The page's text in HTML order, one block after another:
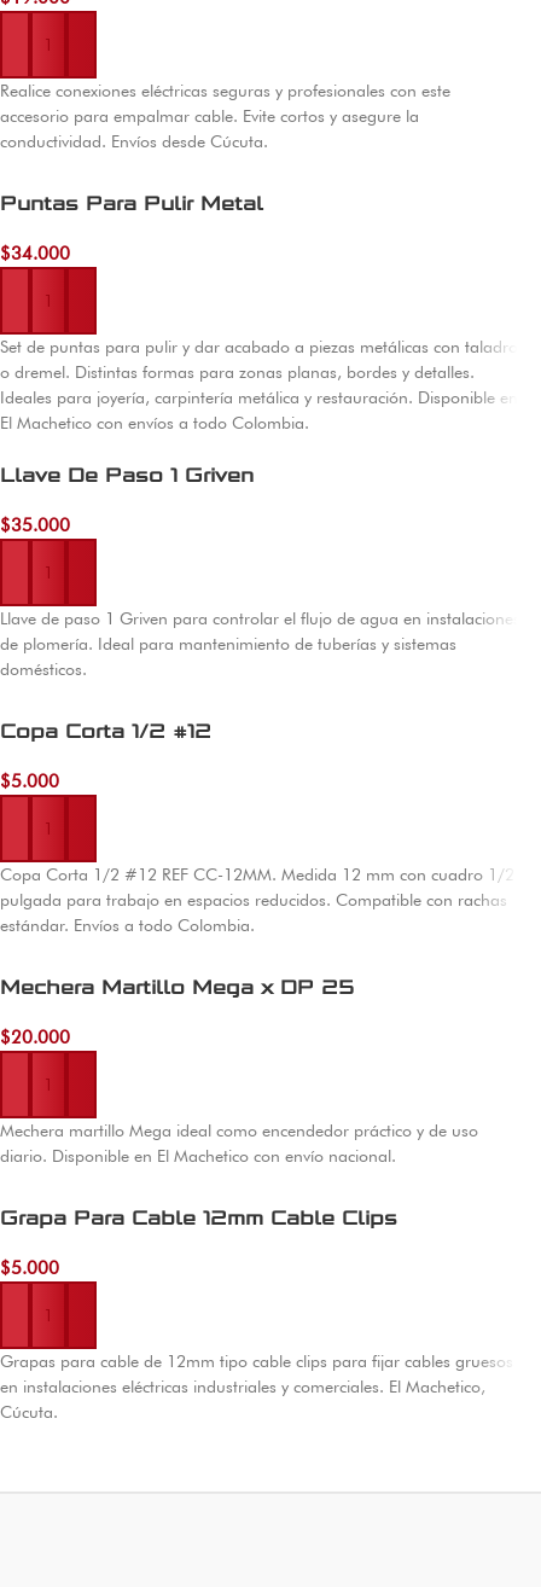
Añadir al carrito
Realice conexiones eléctricas seguras y profesionales con este
accesorio para empalmar cable. Evite cortos y asegure la
conductividad. Envíos desde Cúcuta.
Puntas Para Pulir Metal
$34.000
Añadir al carrito
Set de puntas para pulir y dar acabado a piezas metálicas con taladro
o dremel. Distintas formas para zonas planas, bordes y detalles.
Ideales para joyería, carpintería metálica y restauración. Disponible en
El Machetico con envíos a todo Colombia.
Llave De Paso 1 Griven
$35.000
Añadir al carrito
Llave de paso 1 Griven para controlar el flujo de agua en instalaciones
de plomería. Ideal para mantenimiento de tuberías y sistemas
domésticos.
Copa Corta 1/2 #12
$5.000
Añadir al carrito
Copa Corta 1/2 #12 REF CC-12MM. Medida 12 mm con cuadro 1/2
pulgada para trabajo en espacios reducidos. Compatible con rachas
estándar. Envíos a todo Colombia.
Mechera Martillo Mega x DP 25
$20.000
Añadir al carrito
Mechera martillo Mega ideal como encendedor práctico y de uso
diario. Disponible en El Machetico con envío nacional.
Grapa Para Cable 12mm Cable Clips
$5.000
Añadir al carrito
Grapas para cable de 12mm tipo cable clips para fijar cables gruesos
en instalaciones eléctricas industriales y comerciales. El Machetico,
Cúcuta.